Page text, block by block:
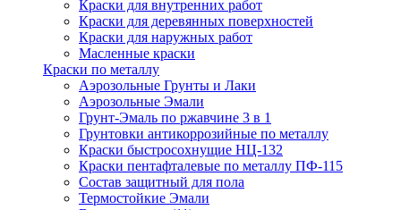
Краски для внутренних работ
Краски для деревянных поверхностей
Краски для наружных работ
Масленные краски
Краски по металлу
Аэрозольные Грунты и Лаки
Аэрозольные Эмали
Грунт-Эмаль по ржавчине 3 в 1
Грунтовки антикоррозийные по металлу
Краски быстросохнущие НЦ-132
Краски пентафталевые по металлу ПФ-115
Состав защитный для пола
Термостойкие Эмали